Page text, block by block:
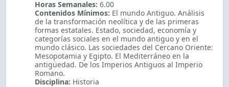
Horas Semanales: 6.00
Contenidos Mínimos: El mundo Antiguo. Análisis
de la transformación neolítica y de las primeras
formas estatales. Estado, sociedad, economía y
categorías sociales en el mundo antiguo y en el
mundo clásico. Las sociedades del Cercano Oriente:
Mesopotamia y Egipto. El Mediterráneo en la
antigüedad. De los Imperios Antiguos al Imperio
Romano.
Disciplina: Historia